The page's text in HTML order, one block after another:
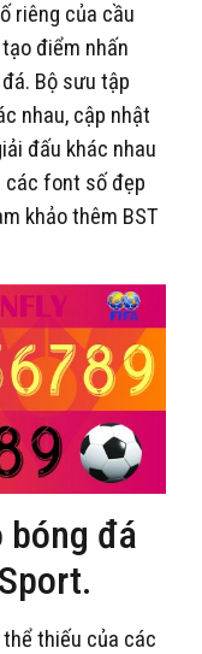
riêng của cầu
điểm nhấn
Bộ sưu tập
nhau, cập nhật
đấu khác nhau
các font số đẹp
khảo thêm BST
bóng đá
thiếu của các